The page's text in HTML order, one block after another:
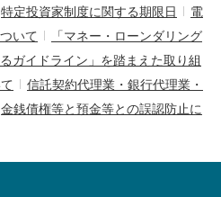
特定投資家制度に関する期限日
電
いて
「マネー・ローンダリング
ガイドライン」を踏まえた取り組
信託契約代理業・銀行代理業・
金銭債権等と預金等との誤認防止に